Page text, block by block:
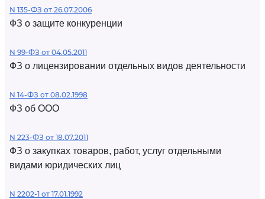
N 135-ФЗ от 26.07.2006
ФЗ о защите конкуренции
N 99-ФЗ от 04.05.2011
ФЗ о лицензировании отдельных видов деятельности
N 14-ФЗ от 08.02.1998
ФЗ об ООО
N 223-ФЗ от 18.07.2011
ФЗ о закупках товаров, работ, услуг отдельными
видами юридических лиц
N 2202-1 от 17.01.1992